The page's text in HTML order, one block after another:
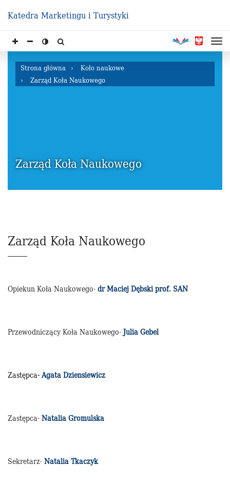
Katedra Marketingu i Turystyki
Strona główna
Koło naukowe
Zarząd Koła Naukowego
Zarząd Koła Naukowego
Zarząd Koła Naukowego
Opiekun Koła Naukowego-dr Maciej Dębski prof. SAN
Przewodniczący Koła Naukowego-Julia Gebel
Zastępca- Agata Dziensiewicz
Zastępca-Natalia Gromulska
Sekretarz-Natalia Tkaczyk